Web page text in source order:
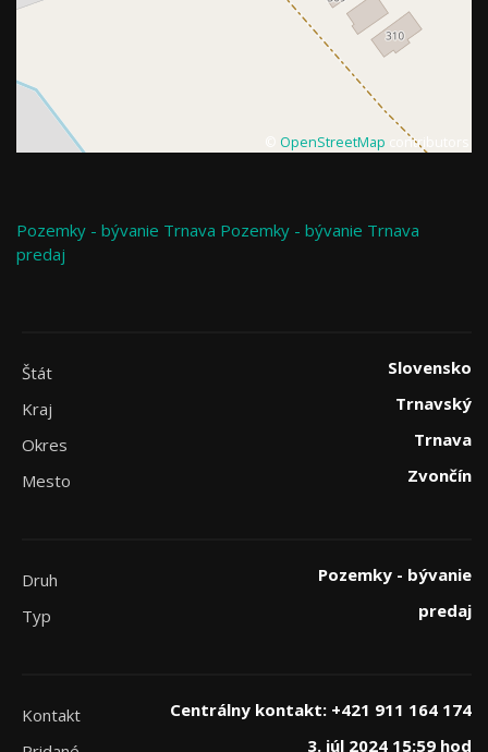
OpenStreetMap contributors
Pozemky - bývanie Trnava Pozemky - bývanie Trnava
predaj
Štát
Slovensko
Kraj
Trnavský
Okres
Trnava
Mesto
Zvončín
Druh
Pozemky - bývanie
Typ
predaj
Kontakt
Centrálny kontakt: +421 911 164 174
3. júl 2024 15:59 hod